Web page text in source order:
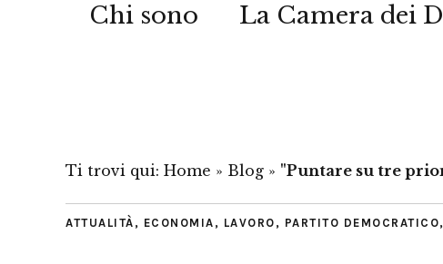
Chi sono La Camera dei
Ti trovi qui: Home » Blog » "Puntare su tre
ATTUALITÀ , ECONOMIA , LAVORO , PARTITO DEMOCRATICO,